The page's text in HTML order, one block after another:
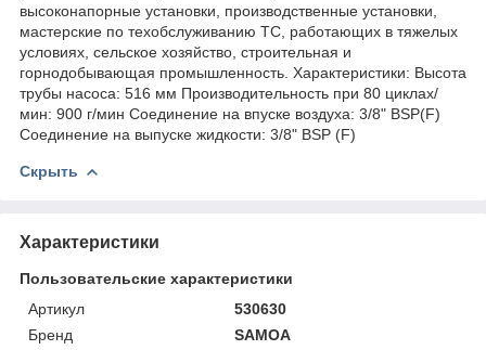
высоконапорные установки, производственные установки,
мастерские по техобслуживанию ТС, работающих в тяжелых
условиях, сельское хозяйство, строительная и
горнодобывающая промышленность. Характеристики: Высота
трубы насоса: 516 мм Производительность при 80 циклах/
мин: 900 г/мин Соединение на впуске воздуха: 3/8" BSP(F)
Соединение на выпуске жидкости: 3/8" BSP (F)
Скрыть
Характеристики
Пользовательские характеристики
Артикул
530630
Бренд
SAMOA